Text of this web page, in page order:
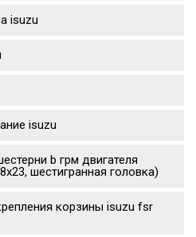
isuzu
isuzu
b грм двигателя
шестигранная головка)
корзины isuzu fsr